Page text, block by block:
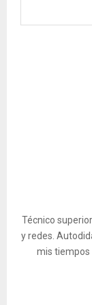
Técnico
y redes.
mis tiempos